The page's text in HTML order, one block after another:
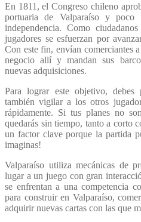
En 1811, el Congreso chileno
portuaria de Valparaíso y poco
independencia. Como
jugadores se esfuerzan por
Con este fin, envían comerciantes
negocio allí y mandan sus
nuevas adquisiciones.
Para lograr este objetivo,
también vigilar a los otros
rápidamente. Si tus planes no
quedarás sin tiempo, tanto a corto
un factor clave porque la partida
imaginas!
Valparaíso utiliza mecánicas de
lugar a un juego con gran
se enfrentan a una competencia
para construir en Valparaíso,
adquirir nuevas cartas con las que